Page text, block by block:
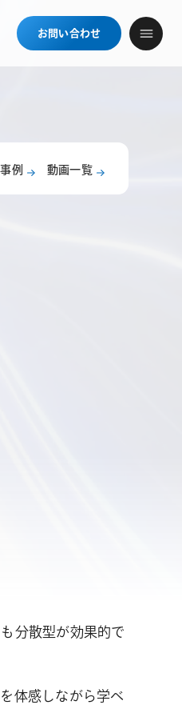
お問い合わせ
例 動画一覧
分散型が効果的で
体感しながら学べ